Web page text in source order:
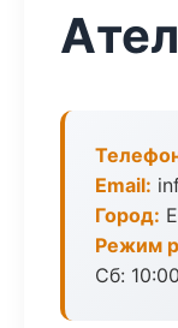
Email:
Город:
Режим
Сб: